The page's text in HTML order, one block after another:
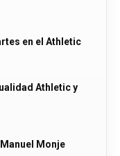
en el Athletic
Athletic y
Monje